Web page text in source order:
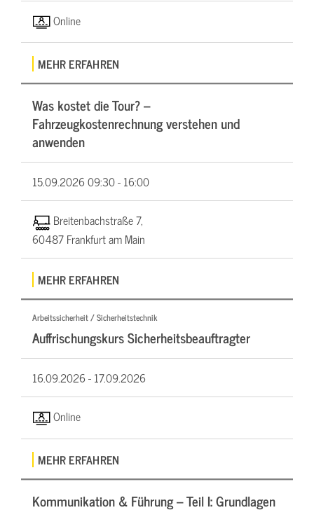
Online
MEHR ERFAHREN
Was kostet die Tour? –
Fahrzeugkostenrechnung verstehen und
anwenden
15.09.202609:30 - 16:00
Breitenbachstraße 7,
60487 Frankfurt am Main
MEHR ERFAHREN
Arbeitssicherheit / Sicherheitstechnik
Auffrischungskurs Sicherheitsbeauftragter
16.09.2026 -17.09.2026
Online
MEHR ERFAHREN
Kommunikation & Führung – Teil I: Grundlagen